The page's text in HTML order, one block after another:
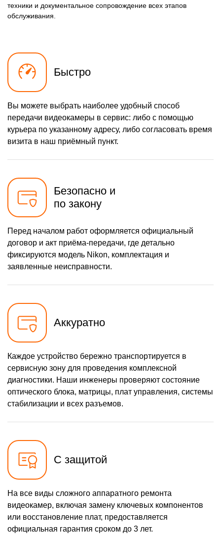
техники и документальное сопровождение всех этапов
обслуживания.
Быстро
Вы можете выбрать наиболее удобный способ
передачи видеокамеры в сервис: либо с помощью
курьера по указанному адресу, либо согласовать время
визита в наш приёмный пункт.
Безопасно и
по закону
Перед началом работ оформляется официальный
договор и акт приёма-передачи, где детально
фиксируются модель Nikon, комплектация и
заявленные неисправности.
Аккуратно
Каждое устройство бережно транспортируется в
сервисную зону для проведения комплексной
диагностики. Наши инженеры проверяют состояние
оптического блока, матрицы, плат управления, системы
стабилизации и всех разъемов.
С защитой
На все виды сложного аппаратного ремонта
видеокамер, включая замену ключевых компонентов
или восстановление плат, предоставляется
официальная гарантия сроком до 3 лет.